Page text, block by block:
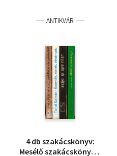
ANTIKVÁR
4 db szakácskönyv:
Mesélő szakácskönyv +